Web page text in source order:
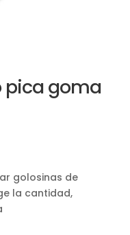
pica goma
golosinas de
la cantidad,